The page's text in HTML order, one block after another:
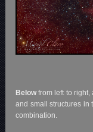
Belowfrom left to right,
and small structures in
combination.